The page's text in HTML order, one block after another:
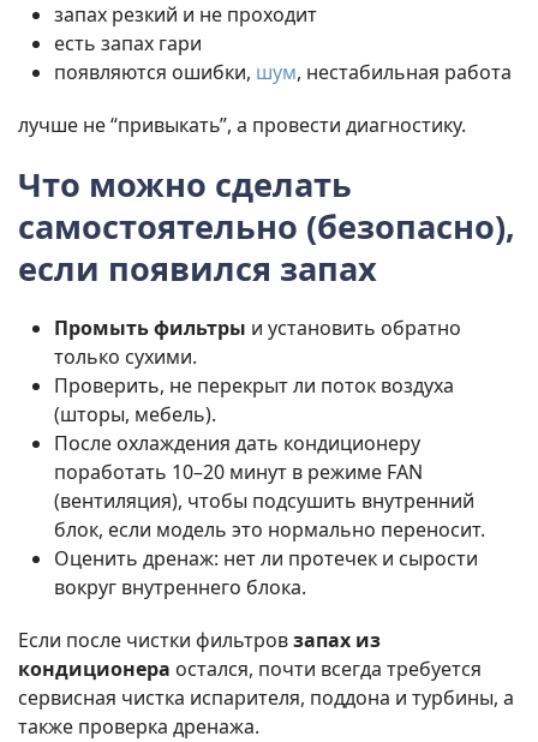
запах резкий и не проходит
есть запах гари
появляются ошибки, шум, нестабильная работа
лучше не “привыкать”, а провести диагностику.
Что можно сделать
самостоятельно (безопасно),
если появился запах
Промыть фильтры и установить обратно
только сухими.
Проверить, не перекрыт ли поток воздуха
(шторы, мебель).
После охлаждения дать кондиционеру
поработать 10–20 минут в режиме FAN
(вентиляция), чтобы подсушить внутренний
блок, если модель это нормально переносит.
Оценить дренаж: нет ли протечек и сырости
вокруг внутреннего блока.
Если после чистки фильтровзапах из
кондиционера остался, почти всегда требуется
сервисная чистка испарителя, поддона и турбины, а
также проверка дренажа.